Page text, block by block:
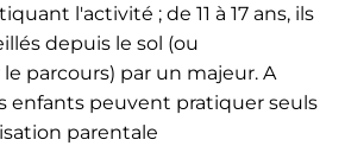
l'activité ; de 11 à 17 ans, ils
depuis le sol (ou
parcours) par un majeur. A
enfants peuvent pratiquer seuls
parentale